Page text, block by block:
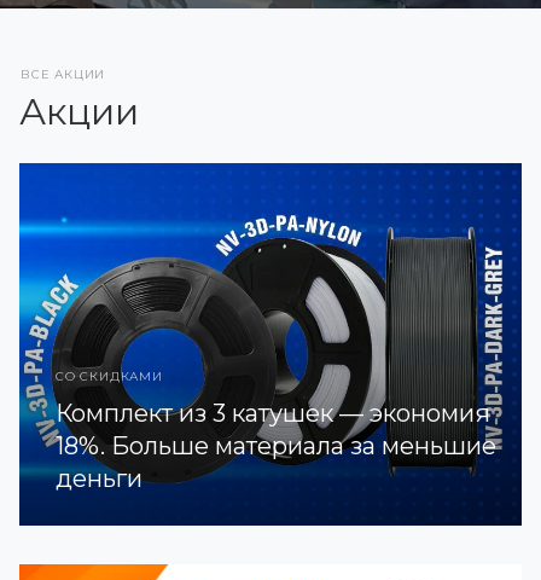
ВСЕ АКЦИИ
Акции
СО СКИДКАМИ
Комплект из 3 катушек — экономия
18%. Больше материала за меньшие
деньги